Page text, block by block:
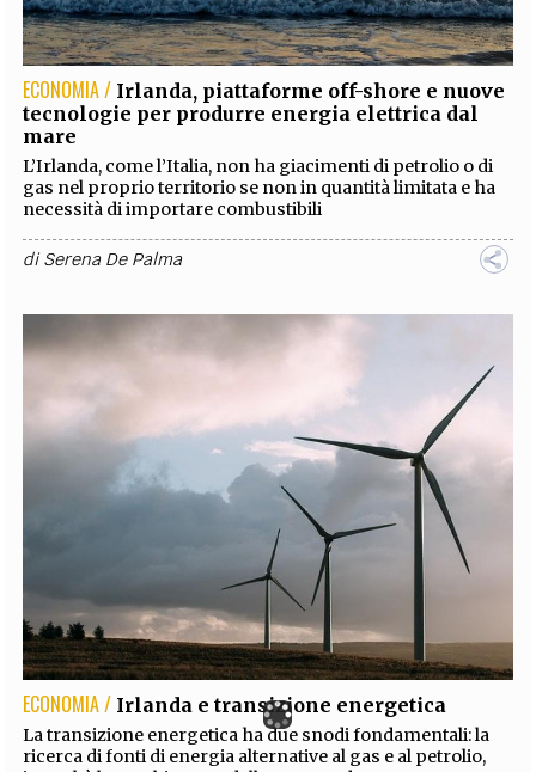
ECONOMIA / Irlanda, piattaforme off-shore e nuove
tecnologie per produrre energia elettrica dal
mare
L’Irlanda, come l’Italia, non ha giacimenti di petrolio o di
gas nel proprio territorio se non in quantità limitata e ha
necessità di importare combustibili
diSerena De Palma
ECONOMIA / Irlanda e transizione energetica
La transizione energetica ha due snodi fondamentali: la
ricerca di fonti di energia alternative al gas e al petrolio,